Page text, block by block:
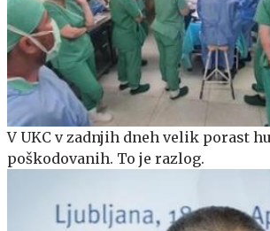
V UKC v zadnjih dneh velik porast
poškodovanih. To je razlog.